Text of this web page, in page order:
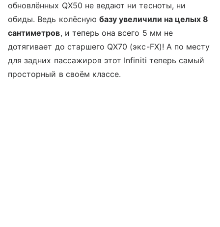
обновлённых QX50 не ведают ни тесноты, ни
обиды. Ведь колёснуюбазу увеличили на целых 8
сантиметров, и теперь она всего 5 мм не
дотягивает до старшего QX70 (экс-FX)! А по месту
для задних пассажиров этот Infiniti теперь самый
просторный в своём классе.